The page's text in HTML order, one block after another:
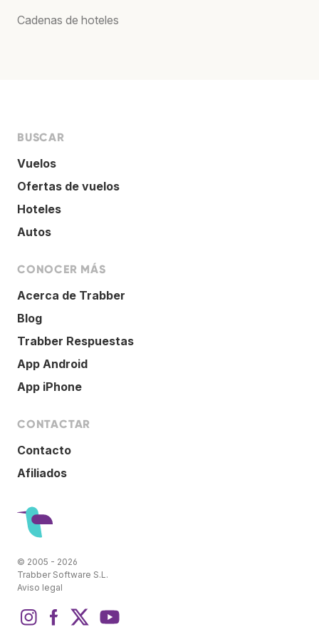
Cadenas de hoteles
BUSCAR
Vuelos
Ofertas de vuelos
Hoteles
Autos
CONOCER MÁS
Acerca de Trabber
Blog
Trabber Respuestas
App Android
App iPhone
CONTACTAR
Contacto
Afiliados
© 2005 - 2026
Trabber Software S.L.
Aviso legal